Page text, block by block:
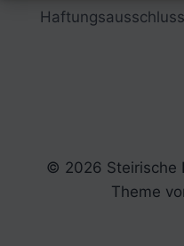
Haftungsausschluss
© 2026 Steirische
Theme